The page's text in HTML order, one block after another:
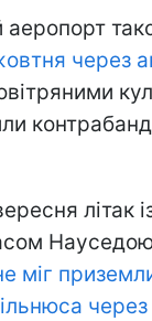
аеропорт
через
літак
міг